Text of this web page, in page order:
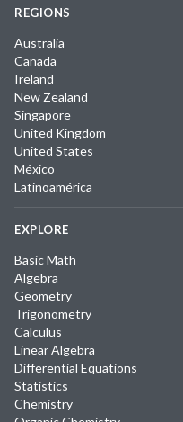
REGIONS
Australia
Canada
Ireland
New Zealand
Singapore
United Kingdom
United States
México
Latinoamérica
EXPLORE
Basic Math
Algebra
Geometry
Trigonometry
Calculus
Linear Algebra
Differential Equations
Statistics
Chemistry